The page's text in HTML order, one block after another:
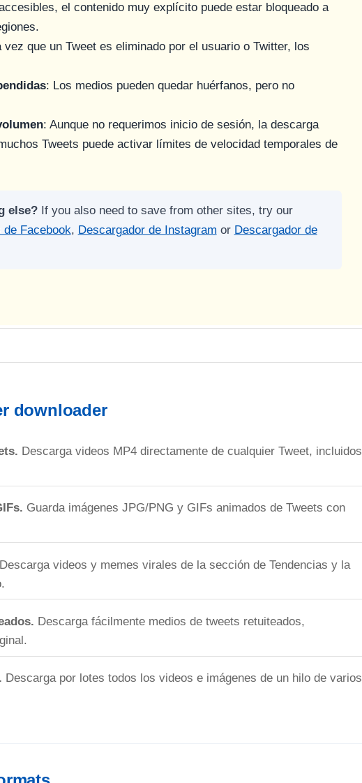
el contenido muy explícito puede estar bloqueado a
vez que un Tweet es eliminado por el usuario o Twitter, los
: Los medios pueden quedar huérfanos, pero no
: Aunque no requerimos inicio de sesión, la descarga
Tweets puede activar límites de velocidad temporales de
else?If you also need to save from other sites, try our
Facebook, Descargador de Instagram or Descargador de
downloader
Descarga videos MP4 directamente de cualquier Tweet, incluidos
Guarda imágenes JPG/PNG y GIFs animados de Tweets con
Descarga videos y memes virales de la sección de Tendencias y la
Descarga fácilmente medios de tweets retuiteados,
Descarga por lotes todos los videos e imágenes de un hilo de varios